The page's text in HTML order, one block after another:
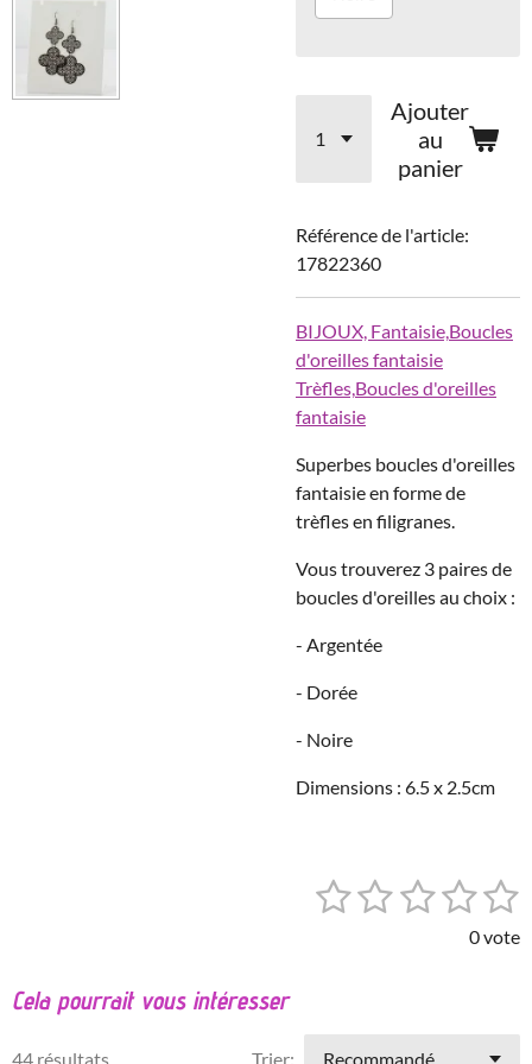
Ajouter
au
panier
Référence de l'article:
17822360
BIJOUX, Fantaisie,Boucles
d'oreilles fantaisie
Trèfles,Boucles d'oreilles
fantaisie
Superbes boucles d'oreilles
fantaisie en forme de
trèfles en filigranes.
Vous trouverez 3 paires de
boucles d'oreilles au choix :
- Argentée
- Dorée
- Noire
Dimensions : 6.5 x 2.5cm
u
1 2
i
3
i
4 5
é
i
v
0 vote
Cela pourrait vous intéresser
44 résultats Trier: